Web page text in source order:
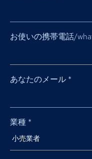
お使いの携帯電話/
あなたのメール *
業種 *